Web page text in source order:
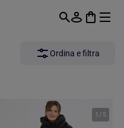
Ordina e filtra
1 / 5